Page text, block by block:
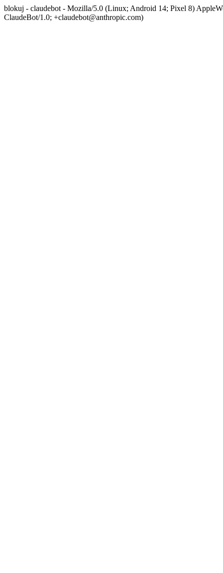
blokuj - claudebot - Mozilla/5.0 (Linux; Android 14; Pixel 8)
ClaudeBot/1.0; +claudebot@anthropic.com)